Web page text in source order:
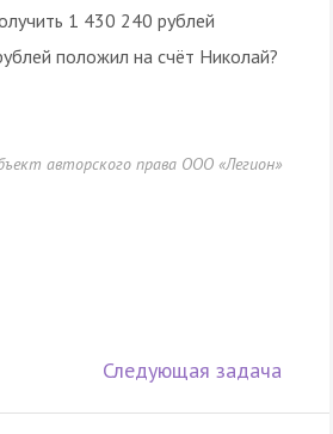
1 430 240 рублей
положил на счёт Николай?
авторского права ООО «Легион»
Следующая задача